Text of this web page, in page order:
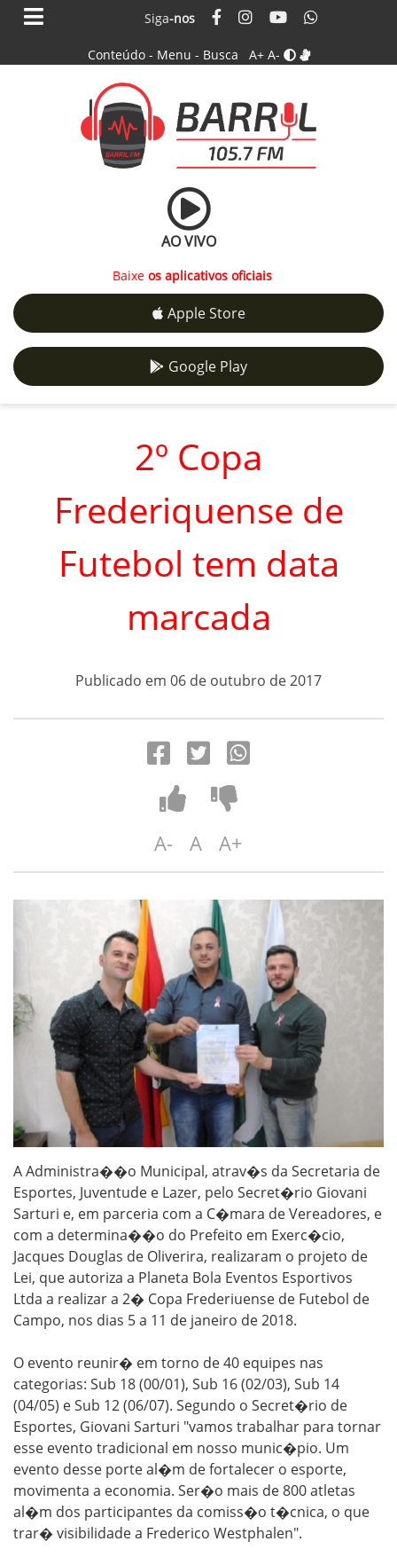
Siga-nos
Conteúdo - Menu - Busca A+ A-
AO VIVO
Baixe os aplicativos oficiais
Apple Store
Google Play
2º Copa
Frederiquense de
Futebol tem data
marcada
Publicado em 06 de outubro de 2017
A- A A+
A Administra��o Municipal, atrav�s da Secretaria de
Esportes, Juventude e Lazer, pelo Secret�rio Giovani
Sarturi e, em parceria com a C�mara de Vereadores, e
com a determina��o do Prefeito em Exerc�cio,
Jacques Douglas de Oliverira, realizaram o projeto de
Lei, que autoriza a Planeta Bola Eventos Esportivos
Ltda a realizar a 2� Copa Frederiuense de Futebol de
Campo, nos dias 5 a 11 de janeiro de 2018.
O evento reunir� em torno de 40 equipes nas
categorias: Sub 18 (00/01), Sub 16 (02/03), Sub 14
(04/05) e Sub 12 (06/07). Segundo o Secret�rio de
Esportes, Giovani Sarturi "vamos trabalhar para tornar
esse evento tradicional em nosso munic�pio. Um
evento desse porte al�m de fortalecer o esporte,
movimenta a economia. Ser�o mais de 800 atletas
al�m dos participantes da comiss�o t�cnica, o que
trar� visibilidade a Frederico Westphalen".